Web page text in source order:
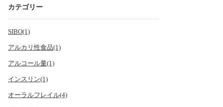
カテゴリー
SIBO(1)
アルカリ性食品(1)
アルコール量(1)
インスリン(1)
オーラルフレイル(4)